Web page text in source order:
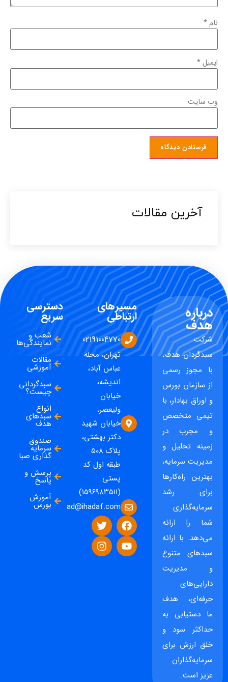
نام*
ایمیل*
وب‌ سایت
آخرین مقالات​
درباره
هدف
شرکت
سبدگردان هدف،
با مجوز رسمی
از سازمان بورس
و اوراق بهادار، با
تیمی متخصص
و مجرب در
زمینه تحلیل و
مدیریت سرمایه،
بهترین راه‌کارها
برای رشد
سرمایه‌گذاری
شما را ارائه
می‌دهد. با ارائه
سبدهای متنوع
و مدیریت
دارایی‌های
حرفه‌ای، هدف
ما دستیابی به
حداکثر سود و
خلق ارزش برای
سرمایه‌گذاران
عزیز است.
مسیرهای
ارتباطی
02191004770
تهران، محله
عباس آباد،
اندیشه،
خیابان
ولیعصر،
خیابان شهید
دکتر بهشتی،
پلاک ۵۰۸
طبقه اول کد
پستی
(۱۵۹۶۹۸۳۵۱۱)
ad@ihadaf.com
دسترسی
سریع
شعب و
نمایندگی‌ها
مقالات
آموزشی
سبدگردانی
چیست؟
انواع
سبدهای
هدف
صندوق
سرمایه
گذاری صبا
پرسش و
پاسخ
آموزش
بورس